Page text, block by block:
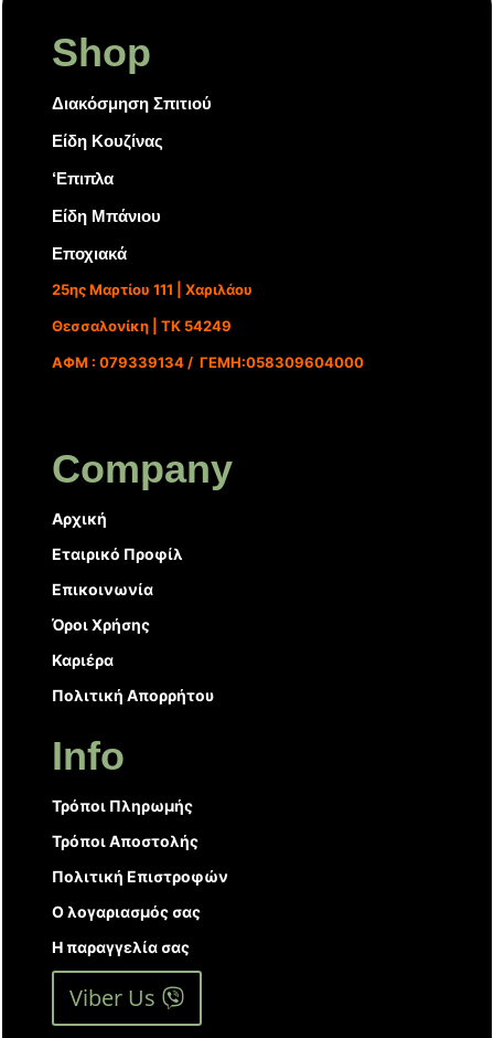
Shop
Διακόσμηση Σπιτιού
Είδη Κουζίνας
‘Επιπλα
Είδη Μπάνιου
Εποχιακά
25ης Μαρτίου 111 | Χαριλάου
Θεσσαλονίκη | ΤΚ 54249
ΑΦΜ : 079339134 / ΓΕΜΗ:058309604000
Company
Αρχική
Εταιρικό Προφίλ
Επικοινωνία
Όροι Χρήσης
Καριέρα
Πολιτική Απορρήτου
Info
Τρόποι Πληρωμής
Τρόποι Αποστολής
Πολιτική Επιστροφών
Ο λογαριασμός σας
Η παραγγελία σας
Viber Us